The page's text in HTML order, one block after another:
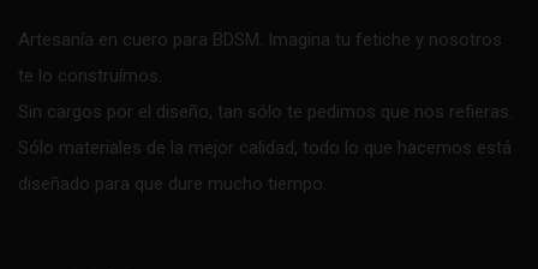
Artesanía en cuero para BDSM. Imagina tu fetiche y nosotros
te lo construímos.
Sin cargos por el diseño, tan sólo te pedimos que nos refieras.
Sólo materiales de la mejor calidad, todo lo que hacemos está
diseñado para que dure mucho tiempo.